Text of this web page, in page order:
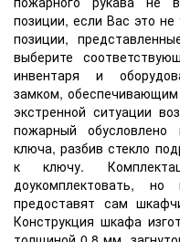
позиции, если Вас это не
позиции,
выберите
инвентаря и
замком, обеспечивающим
экстренной ситуации
пожарный
ключа, разбив стекло
к ключу.
доукомплектовать,
предоставят сам
Конструкция шкафа